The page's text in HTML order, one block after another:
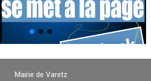
Mairie de Varetz